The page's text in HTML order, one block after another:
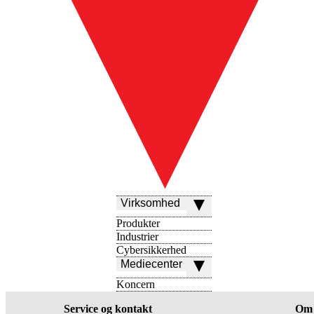
Virksomhed
Produkter
Industrier
Cybersikkerhed
Mediecenter
Koncern
Service og kontakt Om